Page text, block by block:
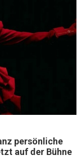
persönliche
auf der Bühne